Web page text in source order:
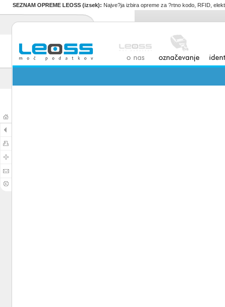
SEZNAM OPREME LEOSS (izsek): Najve?ja izbira opreme za ?rtno kodo, RFID,